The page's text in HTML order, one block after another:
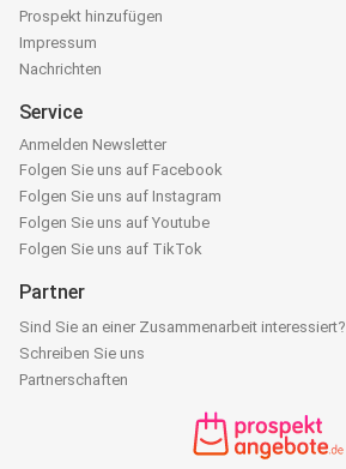
Prospekt hinzufügen
Impressum
Nachrichten
Service
Anmelden Newsletter
Folgen Sie uns auf Facebook
Folgen Sie uns auf Instagram
Folgen Sie uns auf Youtube
Folgen Sie uns auf TikTok
Partner
Sind Sie an einer Zusammenarbeit interessiert?
Schreiben Sie uns
Partnerschaften